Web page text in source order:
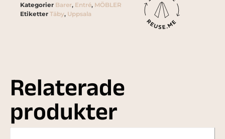
Kategorier Barer, Entré, MÖBLER
Etiketter Täby, Uppsala
Relaterade
produkter